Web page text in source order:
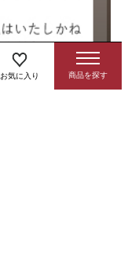
お気に入り